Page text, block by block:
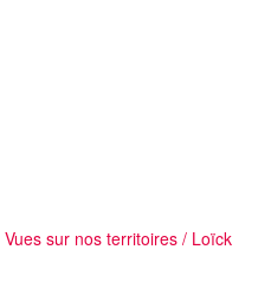
Vues sur nos territoires / Loïck